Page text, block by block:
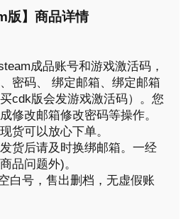
版】商品详情
成品账号和游戏激活码，
密码、 绑定邮箱、绑定邮箱
cdk版会发游戏激活码）。您
修改邮箱修改密码等操作。
货可以放心下单。
货后请及时换绑邮箱。一经
品问题外)。
白号，售出删档，无虚假账